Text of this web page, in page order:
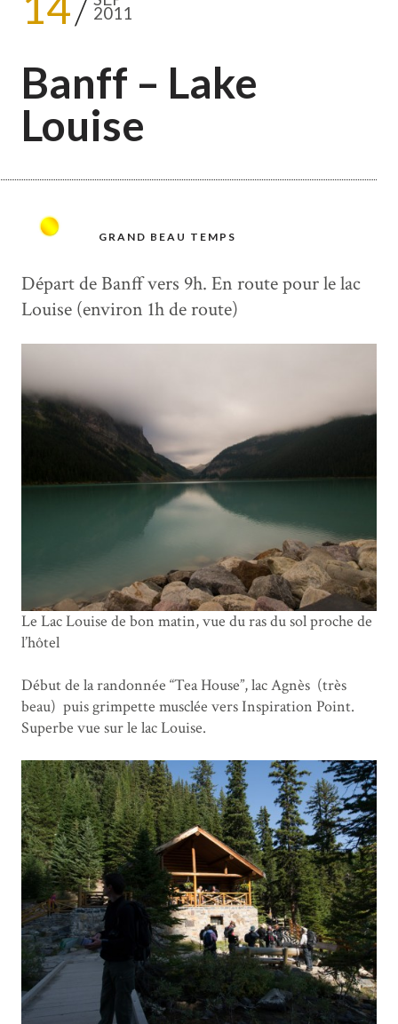
2011
Banff – Lake
Louise
GRAND BEAU TEMPS
Départ de Banff vers 9h. En route pour le lac
Louise (environ 1h de route)
Le Lac Louise de bon matin, vue du ras du sol proche de
l’hôtel
Début de la randonnée “Tea House”, lac Agnès (très
beau) puis grimpette musclée vers Inspiration Point.
Superbe vue sur le lac Louise.